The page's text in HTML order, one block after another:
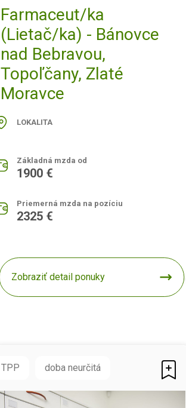
Farmaceut/ka
(Lietač/ka) - Bánovce
nad Bebravou,
Topoľčany, Zlaté
Moravce
LOKALITA
Základná mzda od
1900 €
Priemerná mzda na pozíciu
2325 €
Zobraziť detail ponuky
TPP doba neurčitá